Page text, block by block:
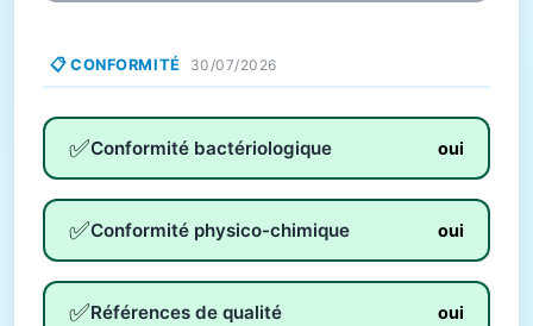
📋 CONFORMITÉ 30/07/2026
✅Conformité bactériologique oui
✅Conformité physico-chimique oui
✅Références de qualité oui